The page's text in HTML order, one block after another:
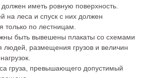
иметь ровную поверхность.
на леса и спуск с них должен
только по лестницам.
быть вывешены плакаты со схемами
размещения грузов и величин
груза, превышающего допустимый